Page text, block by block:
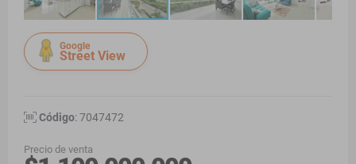
Google
Street View
Código: 7047472
Precio de venta